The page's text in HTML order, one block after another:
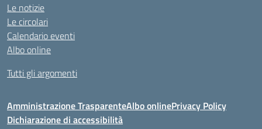
Le notizie
Le circolari
Calendario eventi
Albo online
Tutti gli argomenti
Amministrazione TrasparenteAlbo onlinePrivacy Policy
Dichiarazione di accessibilità